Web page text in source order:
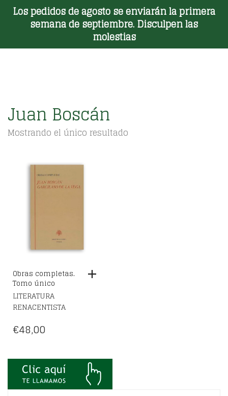
Los pedidos de agosto se enviarán la primera
semana de septiembre. Disculpen las
molestias
Toggle Menu
Juan Boscán
Mostrando el único resultado
Obras completas.
Tomo único
LITERATURA
RENACENTISTA
€48,00